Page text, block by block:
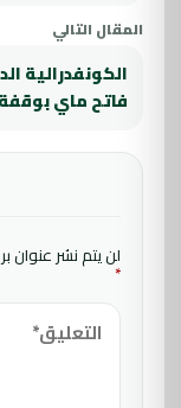
المقال التالي
الكونفدرالية
فاتح ماي
لن يتم نشر عنوان
*